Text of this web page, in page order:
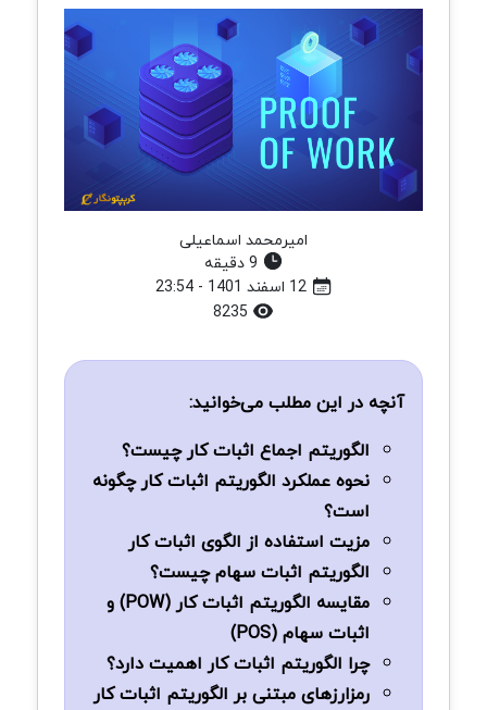
امیرمحمد اسماعیلی
12 اسفند 1401 - 23:54
آنچه در این مطلب می‌خوانید:
الگوریتم اجماع اثبات کار چیست؟
نحوه عملکرد الگوریتم اثبات کار چگونه
است؟
مزیت استفاده از الگوی اثبات کار
الگوریتم اثبات سهام چیست؟
مقایسه الگوریتم اثبات کار (POW) و
اثبات سهام (POS)
چرا الگوریتم اثبات کار اهمیت دارد؟
رمزارزهای مبتنی بر الگوریتم اثبات کار